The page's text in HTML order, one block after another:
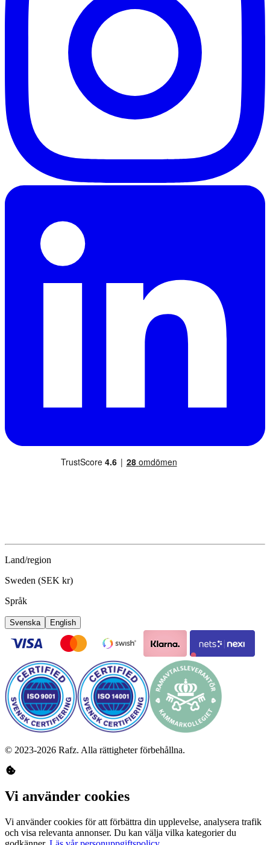
Land/region
Sweden (SEK kr)
Språk
Svenska English
© 2023-2026 Rafz. Alla rättigheter förbehållna.
Vi använder cookies
Vi använder cookies för att förbättra din upplevelse, analysera trafik
och visa relevanta annonser. Du kan välja vilka kategorier du